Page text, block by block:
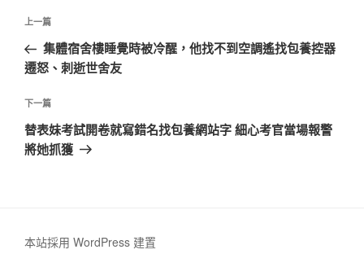
文
導
覽
上
一
篇
章
上一篇
集體宿舍樓睡覺時被冷醒，他找不到空調遙找包養控器
遷怒、刺逝世舍友
下
一
篇
下一篇
替表妹考試開卷就寫錯名找包養網站字 細心考官當場報警
將她抓獲
本站採用 WordPress 建置